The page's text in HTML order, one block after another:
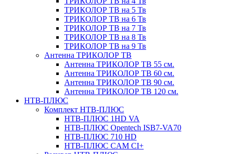
ТРИКОЛОР ТВ на 5 Тв
ТРИКОЛОР ТВ на 6 Тв
ТРИКОЛОР ТВ на 7 Тв
ТРИКОЛОР ТВ на 8 Тв
ТРИКОЛОР ТВ на 9 Тв
Антенна ТРИКОЛОР ТВ
Антенна ТРИКОЛОР ТВ 55 см.
Антенна ТРИКОЛОР ТВ 60 см.
Антенна ТРИКОЛОР ТВ 90 см.
Антенна ТРИКОЛОР ТВ 120 см.
НТВ-ПЛЮС
Комплект НТВ-ПЛЮС
НТВ-ПЛЮС 1HD VA
НТВ-ПЛЮС Opentech ISB7-VA70
НТВ-ПЛЮС 710 HD
НТВ-ПЛЮС CAM CI+